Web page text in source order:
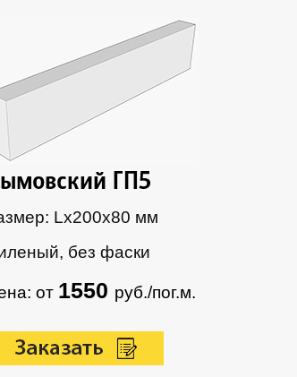
ГП5
Lх200х80 мм
без фаски
от 1550 руб./пог.м.